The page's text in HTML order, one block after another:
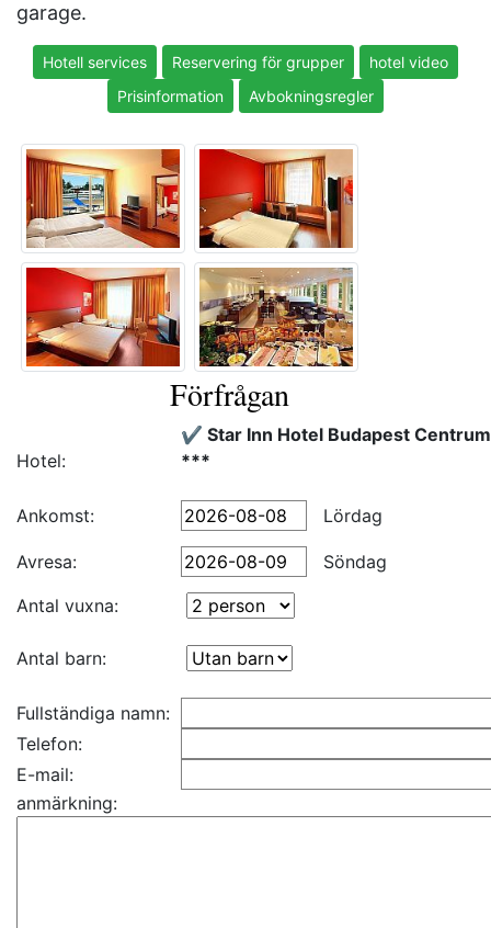
garage.
Hotell services Reservering för grupper
hotel video
Prisinformation
Avbokningsregler
Förfrågan
Hotel:
✔️ Star Inn Hotel Budapest Centrum
***
Ankomst: Lördag
Avresa:
Söndag
Antal vuxna:
Antal barn:
Fullständiga namn:
Telefon:
E-mail:
anmärkning: